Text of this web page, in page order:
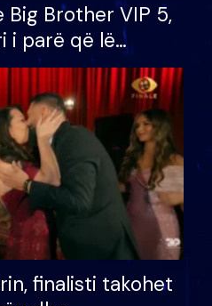
Big Brother VIP 5,
i parë që lë
mundësinë për
madh
finalisti takohet